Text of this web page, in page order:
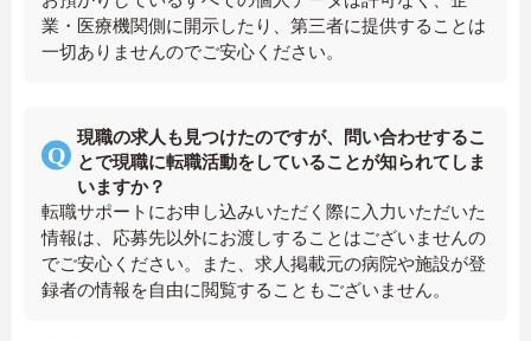
業・医療機関側に開示したり、第三者に提供することは
一切ありませんのでご安心ください。
現職の求人も見つけたのですが、問い合わせするこ
とで現職に転職活動をしていることが知られてしま
いますか？
転職サポートにお申し込みいただく際に入力いただいた
情報は、応募先以外にお渡しすることはございませんの
でご安心ください。また、求人掲載元の病院や施設が登
録者の情報を自由に閲覧することもございません。